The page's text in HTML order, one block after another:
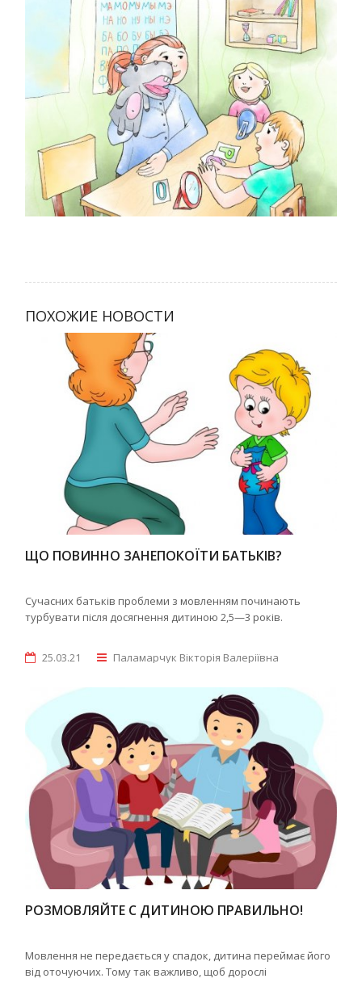
ПОХОЖИЕ НОВОСТИ
ЩО ПОВИННО ЗАНЕПОКОЇТИ БАТЬКІВ?
Сучасних батьків проблеми з мовленням починають
турбувати після досягнення дитиною 2,5—3 років.
25.03.21 Паламарчук Вікторія Валеріївна
РОЗМОВЛЯЙТЕ С ДИТИНОЮ ПРАВИЛЬНО!
Мовлення не передається у спадок, дитина переймає його
від оточуючих. Тому так важливо, щоб дорослі